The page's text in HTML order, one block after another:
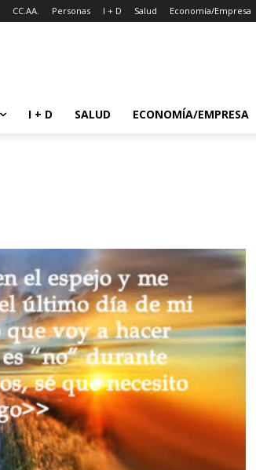
CC.AA. Personas I + D Salud Economía/Empresa
I + D SALUD ECONOMÍA/EMPRESA